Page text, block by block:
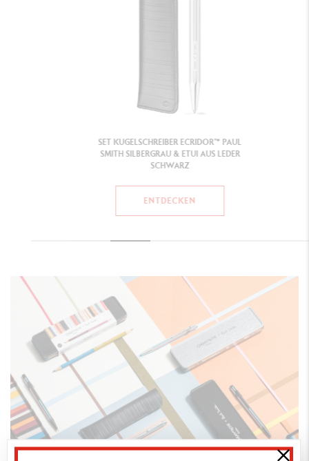
SET KUGELSCHREIBER ECRIDOR™ PAUL
SMITH SILBERGRAU & ETUI AUS LEDER
SCHWARZ
ENTDECKEN